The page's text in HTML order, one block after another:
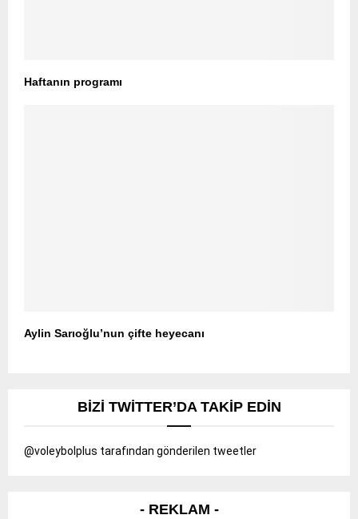
Haftanın programı
Aylin Sarıoğlu’nun çifte heyecanı
BIZI TWITTER’DA TAKIP EDIN
@voleybolplus tarafından gönderilen tweetler
- REKLAM -